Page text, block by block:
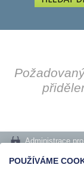
Administrace
Nastavení cookies
POUŽÍVÁME